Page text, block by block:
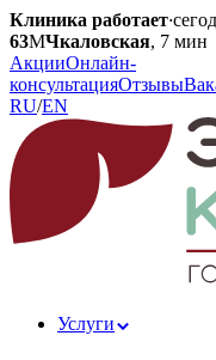
Клиника работает·
63МЧкаловская, 7 мин
АкцииОнлайн-
консультацияОтзывы
RU/EN
Услуги